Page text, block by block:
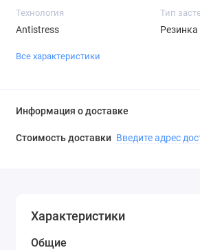
Технология
Antistress
Тип
Резинка
Все характеристики
Информация о доставке
Стоимость доставки Введите адрес
Характеристики
Общие